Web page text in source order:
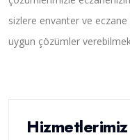
sizlere envanter ve eczane
uygun çözümler
Hizmetlerimiz